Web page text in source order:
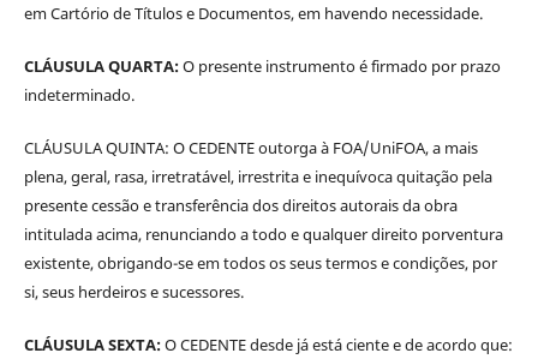
em Cartório de Títulos e Documentos, em havendo necessidade.
CLÁUSULA QUARTA:O presente instrumento é firmado por prazo
indeterminado.
CLÁUSULA QUINTA: O CEDENTE outorga à FOA/UniFOA, a mais
plena, geral, rasa, irretratável, irrestrita e inequívoca quitação pela
presente cessão e transferência dos direitos autorais da obra
intitulada acima, renunciando a todo e qualquer direito porventura
existente, obrigando-se em todos os seus termos e condições, por
si, seus herdeiros e sucessores.
CLÁUSULA SEXTA:O CEDENTE desde já está ciente e de acordo que: